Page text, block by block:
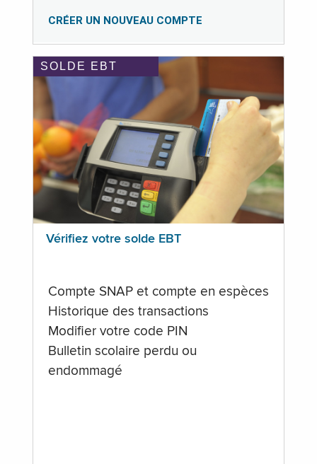
CRÉER UN NOUVEAU COMPTE
SOLDE EBT
Vérifiez votre solde EBT
Compte SNAP et compte en espèces
Historique des transactions
Modifier votre code PIN
Bulletin scolaire perdu ou
endommagé